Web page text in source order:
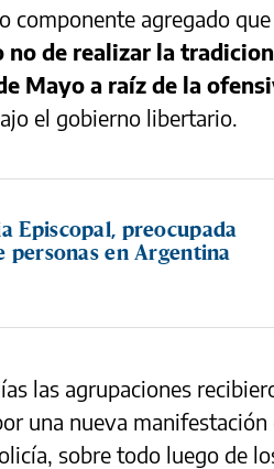
componente agregado
no de realizar la
Mayo a raíz de la
el gobierno libertario.
Episcopal, preocupada
en Argentina
las agrupaciones
una nueva
sobre todo luego de